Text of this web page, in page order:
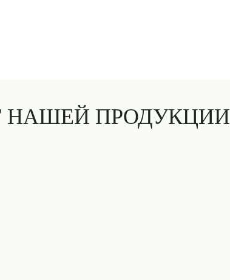
НАШЕЙ ПРОДУКЦИИ